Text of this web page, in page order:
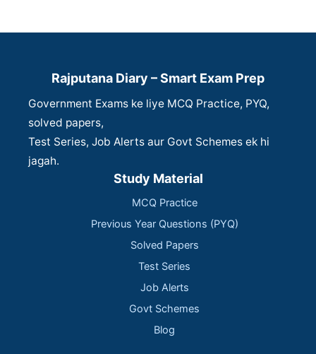
Rajputana Diary – Smart Exam Prep
Government Exams ke liye MCQ Practice, PYQ,
solved papers,
Test Series, Job Alerts aur Govt Schemes ek hi
jagah.
Study Material
MCQ Practice
Previous Year Questions (PYQ)
Solved Papers
Test Series
Job Alerts
Govt Schemes
Blog